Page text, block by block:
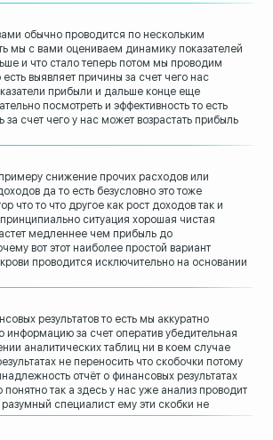
обычно проводится по нескольким
мы с вами оцениваем динамику показателей
и что стало теперь потом мы проводим
есть выявляет причины за счет чего нас
прибыли и дальше конце еще
посмотреть и эффективность то есть
за счет чего у нас может возрастать прибыль
снижение прочих расходов или
да то есть безусловно это тоже
что то что другое как рост доходов так и
ситуация хорошая чистая
медленнее чем прибыль до
вот этот наиболее простой вариант
проводится исключительно на основании
результатов то есть мы аккуратно
информацию за счет оператив убедительная
аналитических таблиц ни в коем случае
не переносить что скобочки потому
отчёт о финансовых результатах
понятно так а здесь у нас уже анализ проводит
разумный специалист ему эти скобки не